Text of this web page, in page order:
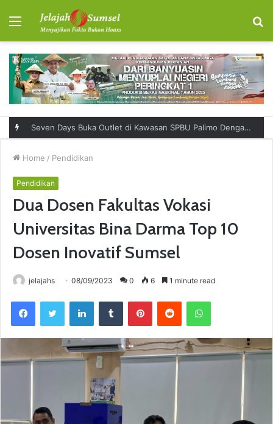
Menu
Seven Days Buka Outlet di Kawasan SPBU Palimo Dengan Konsep One Stop Hangout Destination
Home / Pendidikan
Pendidikan
Dua Dosen Fakultas Vokasi
Universitas Bina Darma Top 10
Dosen Inovatif Sumsel
jelajahs 08/09/2023 0 6 1 minute read